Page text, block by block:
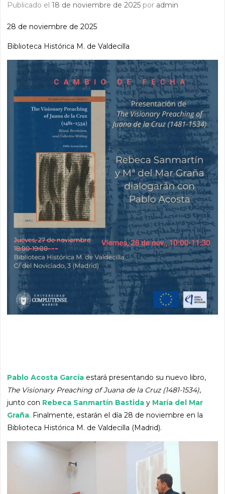
Publicado el18 de noviembre de 2025 por admin
28 de noviembre de 2025
Biblioteca Histórica M. de Valdecilla
Pablo Acosta García estará presentando su nuevo libro,
The Visionary Preaching of Juana de la Cruz (1481-1534),
junto con Rebeca Sanmartín Bastida y María del Mar
Graña. Finalmente, estarán el día 28 de noviembre en la
Biblioteca Histórica M. de Valdecilla (Madrid).